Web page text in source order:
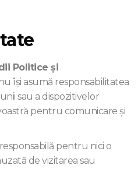
Politice şi
nu îşi asumă responsabilitatea
sau a dispozitivelor
pentru comunicare și
pentru nici o
de vizitarea sau